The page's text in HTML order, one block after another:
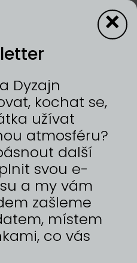
TRŽNICE
jižních Čech a naším
přímo před
rolujeme z čerstvých
sladkosti a další
je celý proces
zážitkem.
Dyzajn
kochat se,
užívat
atmosféru?
další
svou e-
a my vám
zašleme
místem
co vás
×